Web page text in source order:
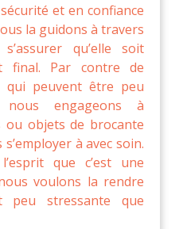
et en confiance
la guidons à travers
qu’elle soit
final. Par contre de
qui peuvent être peu
nous engageons à
ou objets de brocante
à avec soin.
que c’est une
voulons la rendre
peu stressante que